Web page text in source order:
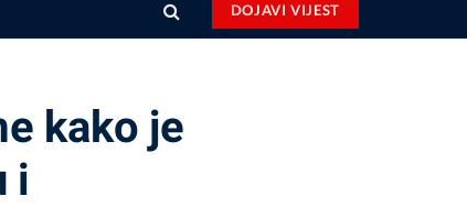
DOJAVI VIJEST
kako je
i